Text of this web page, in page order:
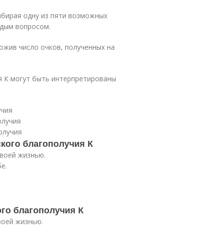
одну из пяти возможных
вопросом.
число очков, полученных на
К могут быть интерпретированы
благополучия К
жизнью.
благополучия К
жизнью.